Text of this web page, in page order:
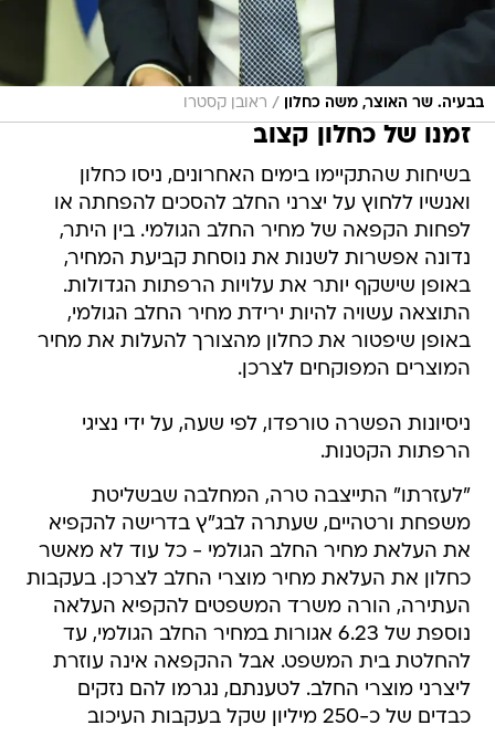
בבעיה. שר האוצר, משה כחלון / ראובן קסטרו
זמנו של כחלון קצוב
בשיחות שהתקיימו בימים האחרונים, ניסו כחלון
ואנשיו ללחוץ על יצרני החלב להסכים להפחתה או
לפחות הקפאה של מחיר החלב הגולמי. בין היתר,
נדונה אפשרות לשנות את נוסחת קביעת המחיר,
באופן שישקף יותר את עלויות הרפתות הגדולות.
התוצאה עשויה להיות ירידת מחיר החלב הגולמי,
באופן שיפטור את כחלון מהצורך להעלות את מחיר
המוצרים המפוקחים לצרכן.
ניסיונות הפשרה טורפדו, לפי שעה, על ידי נציגי
הרפתות הקטנות.
"לעזרתו" התייצבה טרה, המחלבה שבשליטת
משפחת ורטהיים, שעתרה לבג"ץ בדרישה להקפיא
את העלאת מחיר החלב הגולמי - כל עוד לא מאשר
כחלון את העלאת מחיר מוצרי החלב לצרכן. בעקבות
העתירה, הורה משרד המשפטים להקפיא העלאה
נוספת של 6.23 אגורות במחיר החלב הגולמי, עד
להחלטת בית המשפט. אבל ההקפאה אינה עוזרת
ליצרני מוצרי החלב. לטענתם, נגרמו להם נזקים
כבדים של כ-250 מיליון שקל בעקבות העיכוב